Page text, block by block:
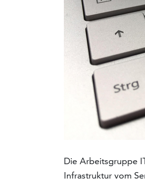
Die Arbeitsgruppe
Infrastruktur vom